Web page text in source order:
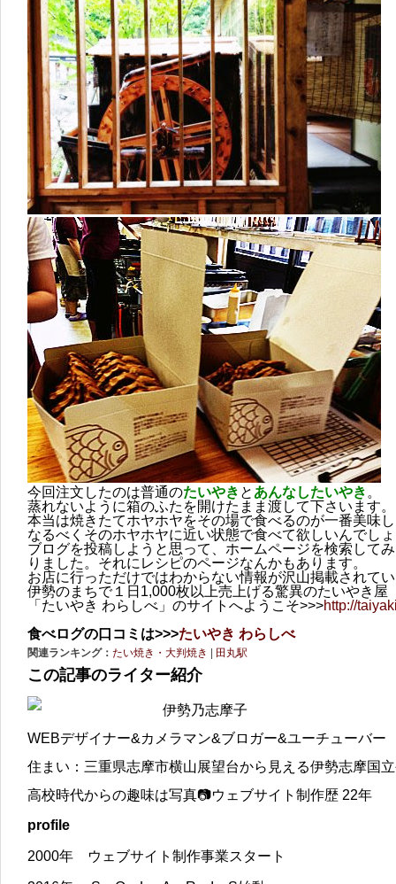
今回注文したのは普通のたいやき と あんなしたいやき 。
蒸れないように箱のふたを開けたまま渡して下さいます。
本当は焼きたてホヤホヤをその場で食べるのが一番美味
なるべくそのホヤホヤに近い状態で食べて欲しいんでし
ブログを投稿しようと思って、ホームページを検索して
りました。それにレシピのページなんかもあります。
お店に行っただけではわからない情報が沢山掲載されて
伊勢のまちで１日1,000枚以上売上げる驚異のたいやき屋
「たいやき わらしべ」のサイトへようこそ>>>http://
食べログの口コミは>>>たいやき わらしべ
関連ランキング： たい焼き・大判焼き 田丸駅
この記事のライター紹介
伊勢乃志摩子
WEBデザイナー&カメラマン&ブロガー&ユーチューバー
住まい：三重県志摩市横山展望台から見える伊勢志摩国
高校時代からの趣味は写真📷ウェブサイト制作歴 22年
profile
2000年 ウェブサイト制作事業スタート